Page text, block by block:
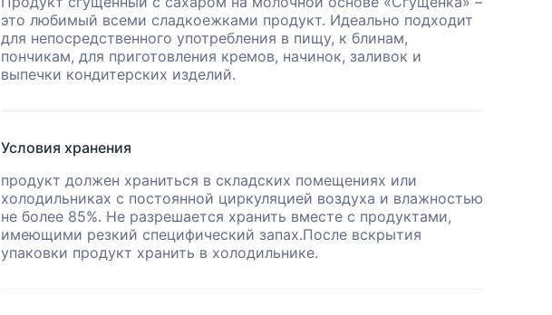
это любимый всеми сладкоежками продукт. Идеально подходит
для непосредственного употребления в пищу, к блинам,
пончикам, для приготовления кремов, начинок, заливок и
выпечки кондитерских изделий.
Условия хранения
продукт должен храниться в складских помещениях или
холодильниках с постоянной циркуляцией воздуха и влажностью
не более 85%. Не разрешается хранить вместе с продуктами,
имеющими резкий специфический запах.После вскрытия
упаковки продукт хранить в холодильнике.